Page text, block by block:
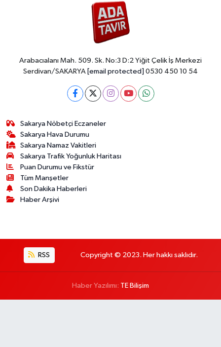
Arabacıalanı Mah. 509. Sk. No:3 D:2 Yiğit Çelik İş Merkezi
Serdivan/SAKARYA [email protected] 0530 450 10 54
Sakarya Nöbetçi Eczaneler
Sakarya Hava Durumu
Sakarya Namaz Vakitleri
Sakarya Trafik Yoğunluk Haritası
Puan Durumu ve Fikstür
Tüm Manşetler
Son Dakika Haberleri
Haber Arşivi
RSS Copyright © 2023. Her hakkı saklıdır.
Haber Yazılımı: TE Bilişim